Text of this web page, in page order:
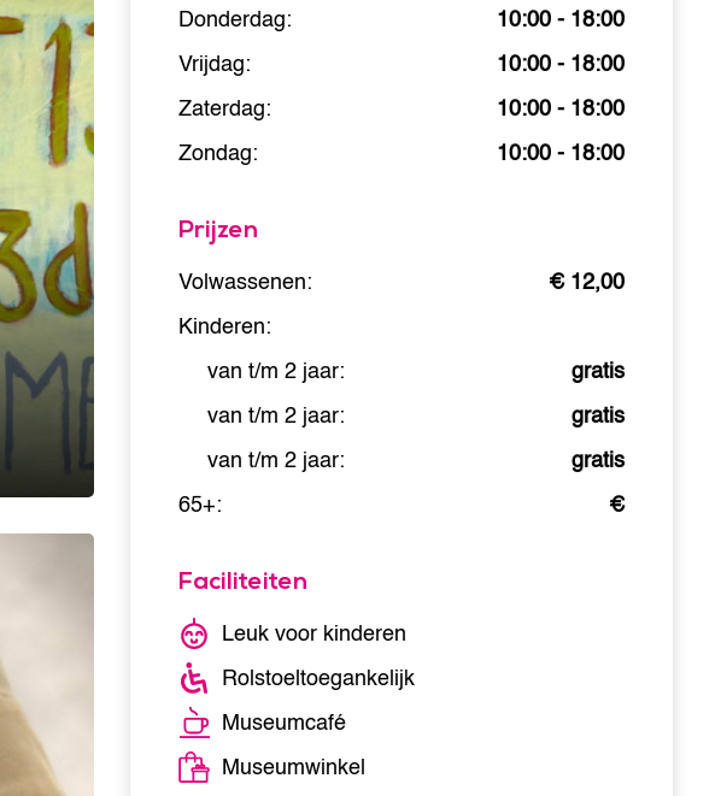
Donderdag:
10:00 - 18:00
Vrijdag:
10:00 - 18:00
Zaterdag:
10:00 - 18:00
Zondag:
10:00 - 18:00
Prijzen
Volwassenen:
€ 12,00
Kinderen:
van t/m 2 jaar:
gratis
van t/m 2 jaar:
gratis
van t/m 2 jaar:
gratis
65+:
€
Faciliteiten
Leuk voor kinderen
Rolstoeltoegankelijk
Museumcafé
Museumwinkel